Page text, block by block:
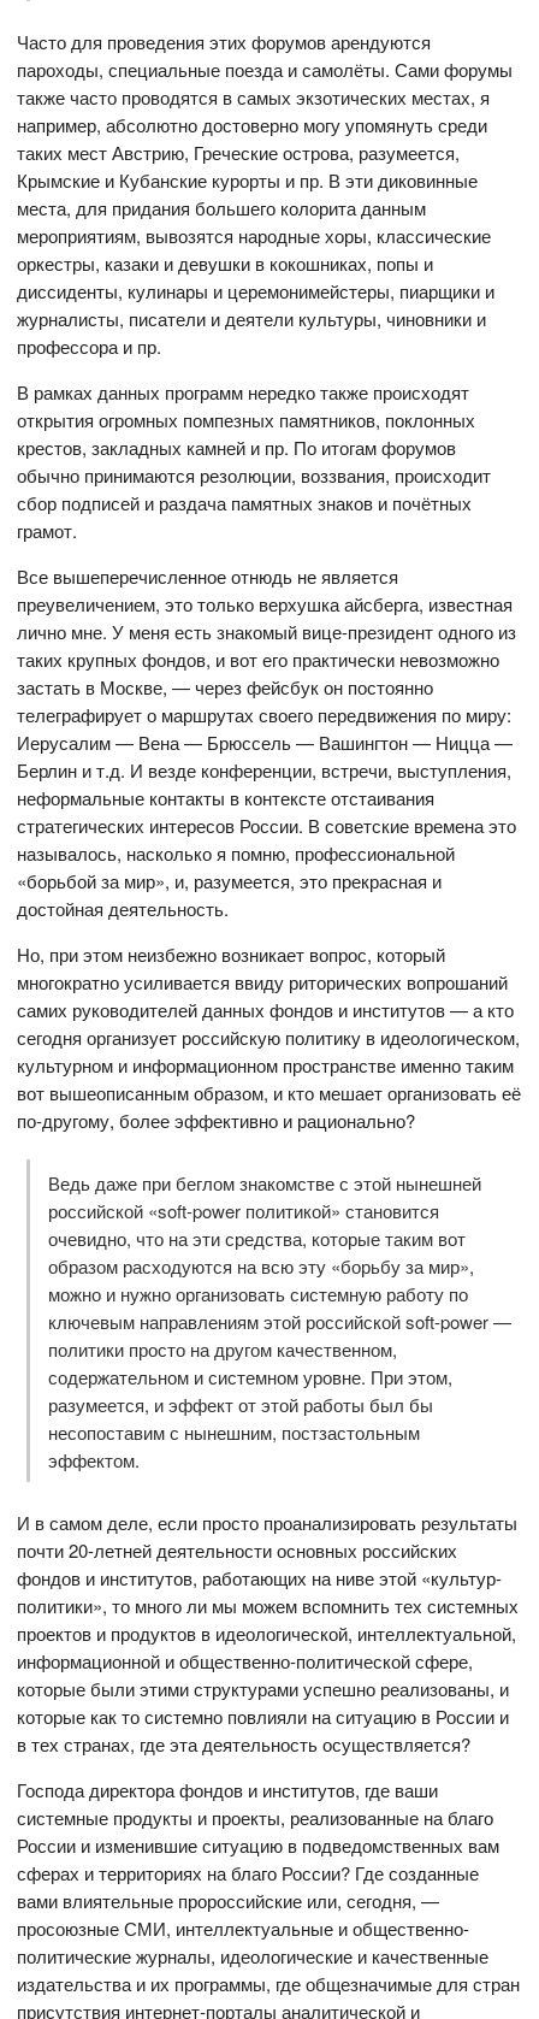
Часто для проведения этих форумов арендуются
пароходы, специальные поезда и самолёты. Сами форумы
также часто проводятся в самых экзотических местах, я
например, абсолютно достоверно могу упомянуть среди
таких мест Австрию, Греческие острова, разумеется,
Крымские и Кубанские курорты и пр. В эти диковинные
места, для придания большего колорита данным
мероприятиям, вывозятся народные хоры, классические
оркестры, казаки и девушки в кокошниках, попы и
диссиденты, кулинары и церемонимейстеры, пиарщики и
журналисты, писатели и деятели культуры, чиновники и
профессора и пр.
В рамках данных программ нередко также происходят
открытия огромных помпезных памятников, поклонных
крестов, закладных камней и пр. По итогам форумов
обычно принимаются резолюции, воззвания, происходит
сбор подписей и раздача памятных знаков и почётных
грамот.
Все вышеперечисленное отнюдь не является
преувеличением, это только верхушка айсберга, известная
лично мне. У меня есть знакомый вице-президент одного из
таких крупных фондов, и вот его практически невозможно
застать в Москве, — через фейсбук он постоянно
телеграфирует о маршрутах своего передвижения по миру:
Иерусалим — Вена — Брюссель — Вашингтон — Ницца —
Берлин и т.д. И везде конференции, встречи, выступления,
неформальные контакты в контексте отстаивания
стратегических интересов России. В советские времена это
называлось, насколько я помню, профессиональной
«борьбой за мир», и, разумеется, это прекрасная и
достойная деятельность.
Но, при этом неизбежно возникает вопрос, который
многократно усиливается ввиду риторических вопрошаний
самих руководителей данных фондов и институтов — а кто
сегодня организует российскую политику в идеологическом,
культурном и информационном пространстве именно таким
вот вышеописанным образом, и кто мешает организовать её
по-другому, более эффективно и рационально?
Ведь даже при беглом знакомстве с этой нынешней
российской «soft-power политикой» становится
очевидно, что на эти средства, которые таким вот
образом расходуются на всю эту «борьбу за мир»,
можно и нужно организовать системную работу по
ключевым направлениям этой российской soft-power —
политики просто на другом качественном,
содержательном и системном уровне. При этом,
разумеется, и эффект от этой работы был бы
несопоставим с нынешним, постзастольным
эффектом.
И в самом деле, если просто проанализировать результаты
почти 20-летней деятельности основных российских
фондов и институтов, работающих на ниве этой «культур-
политики», то много ли мы можем вспомнить тех системных
проектов и продуктов в идеологической, интеллектуальной,
информационной и общественно-политической сфере,
которые были этими структурами успешно реализованы, и
которые как то системно повлияли на ситуацию в России и
в тех странах, где эта деятельность осуществляется?
Господа директора фондов и институтов, где ваши
системные продукты и проекты, реализованные на благо
России и изменившие ситуацию в подведомственных вам
сферах и территориях на благо России? Где созданные
вами влиятельные пророссийские или, сегодня, —
просоюзные СМИ, интеллектуальные и общественно-
политические журналы, идеологические и качественные
издательства и их программы, где общезначимые для стран
присутствия интернет-порталы аналитической и